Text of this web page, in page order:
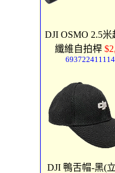
DJI OSMO 2.5米
纖維自拍桿
DJI 鴨舌帽-黑(